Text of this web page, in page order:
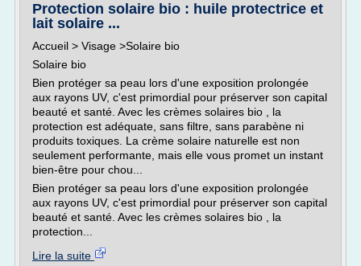
Protection solaire bio : huile protectrice et
lait solaire ...
Accueil > Visage >Solaire bio
Solaire bio
Bien protéger sa peau lors d'une exposition prolongée
aux rayons UV, c'est primordial pour préserver son capital
beauté et santé. Avec les crèmes solaires bio , la
protection est adéquate, sans filtre, sans parabène ni
produits toxiques. La crème solaire naturelle est non
seulement performante, mais elle vous promet un instant
bien-être pour chou...
Bien protéger sa peau lors d'une exposition prolongée
aux rayons UV, c'est primordial pour préserver son capital
beauté et santé. Avec les crèmes solaires bio , la
protection...
Lire la suite